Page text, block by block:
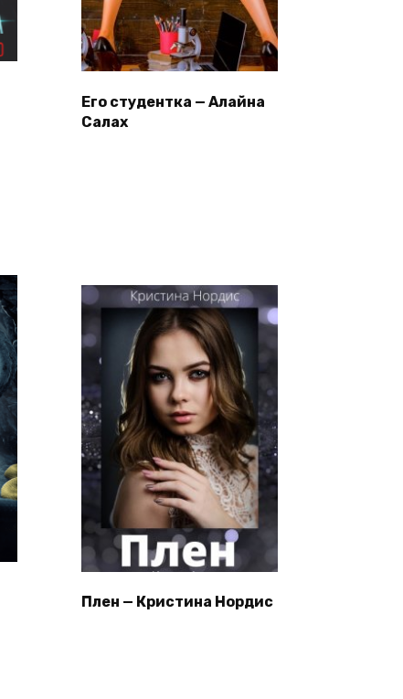
Его студентка — Алайна
Салах
Плен — Кристина Нордис